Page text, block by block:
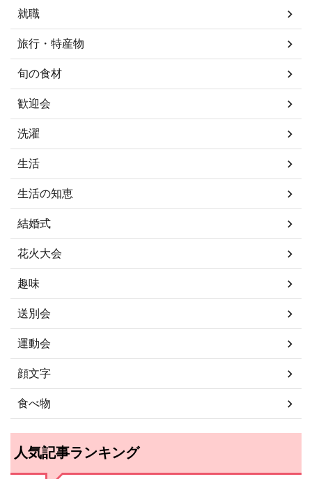
就職
旅行・特産物
旬の食材
歓迎会
洗濯
生活
生活の知恵
結婚式
花火大会
趣味
送別会
運動会
顔文字
食べ物
人気記事ランキング